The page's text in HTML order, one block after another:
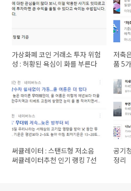
가상화폐 코인 거래소 투자 위험
성 : 허황된 욕심이 화를 부른다
저축
품 5
써큘레이터 : 스탠드형 저소음
써큘레이터추천 인기 랭킹 7선
공기
정리